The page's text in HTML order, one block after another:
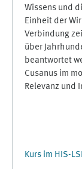
Wissens und
Einheit der
Verbindung
über
beantwortet
Cusanus im
Relevanz und
Kurs im HIS-